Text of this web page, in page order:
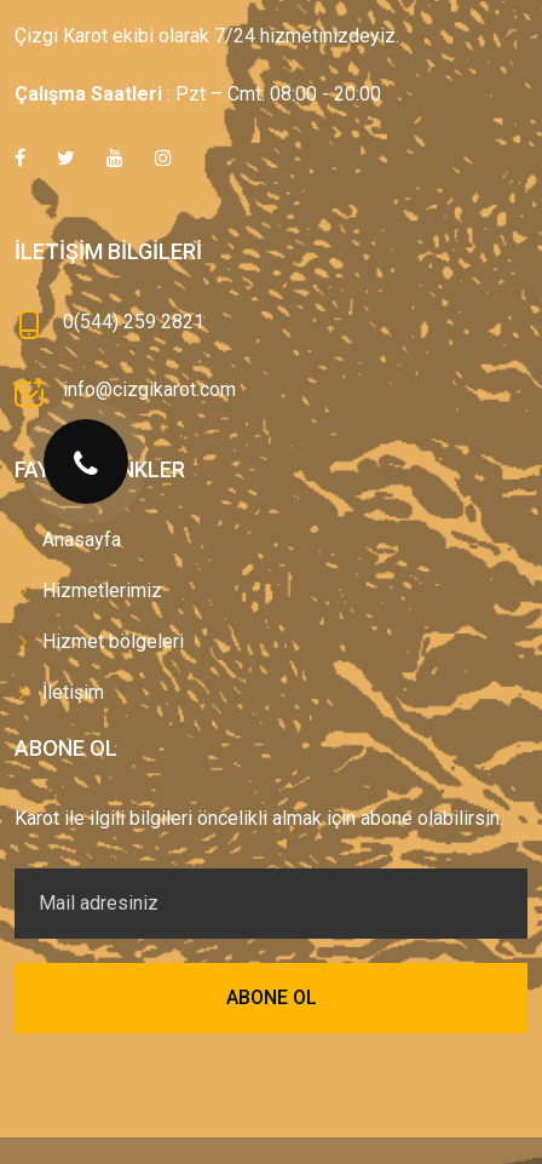
Çizgi Karot ekibi olarak 7/24 hizmetinizdeyiz.
Çalışma Saatleri : Pzt – Cmt: 08:00 - 20:00
İLETIŞIM BILGILERI
0(544) 259 2821
info@cizgikarot.com
FAYDALI LINKLER
Anasayfa
Hizmetlerimiz
Hizmet bölgeleri
İletişim
ABONE OL
Karot ile ilgili bilgileri öncelikli almak için abone olabilirsin.